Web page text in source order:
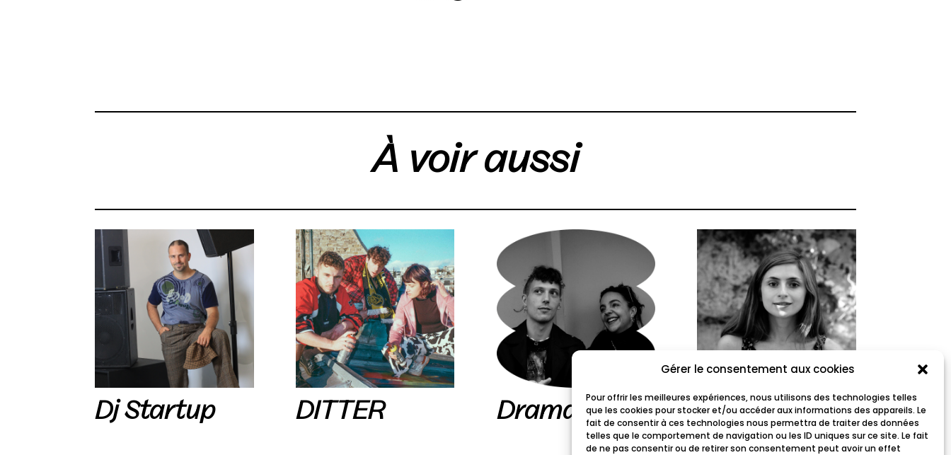
Gérer le consentement aux cookies
Pour offrir les meilleures expériences, nous utilisons des technologies telles
que les cookies pour stocker et/ou accéder aux informations des appareils. Le
fait de consentir à ces technologies nous permettra de traiter des données
telles que le comportement de navigation ou les ID uniques sur ce site. Le fait
de ne pas consentir ou de retirer son consentement peut avoir un effet
À voir aussi
Dj Startup DITTER Drama Doll Roxane Krief